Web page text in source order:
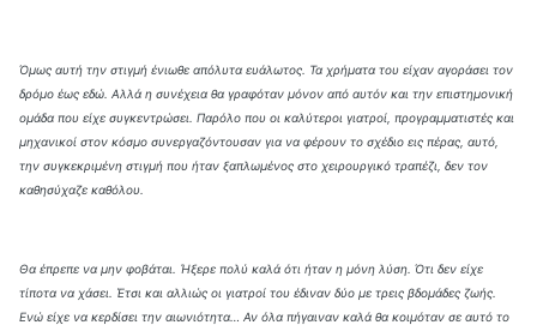
Όμως αυτή την στιγμή ένιωθε απόλυτα ευάλωτος. Τα χρήματα του είχαν αγοράσει τον
δρόμο έως εδώ. Αλλά η συνέχεια θα γραφόταν μόνον από αυτόν και την επιστημονική
ομάδα που είχε συγκεντρώσει. Παρόλο που οι καλύτεροι γιατροί, προγραμματιστές και
μηχανικοί στον κόσμο συνεργαζόντουσαν για να φέρουν το σχέδιο εις πέρας, αυτό,
την συγκεκριμένη στιγμή που ήταν ξαπλωμένος στο χειρουργικό τραπέζι, δεν τον
καθησύχαζε καθόλου.
Θα έπρεπε να μην φοβάται. Ήξερε πολύ καλά ότι ήταν η μόνη λύση. Ότι δεν είχε
τίποτα να χάσει. Έτσι και αλλιώς οι γιατροί του έδιναν δύο με τρεις βδομάδες ζωής.
Ενώ είχε να κερδίσει την αιωνιότητα… Αν όλα πήγαιναν καλά θα κοιμόταν σε αυτό το